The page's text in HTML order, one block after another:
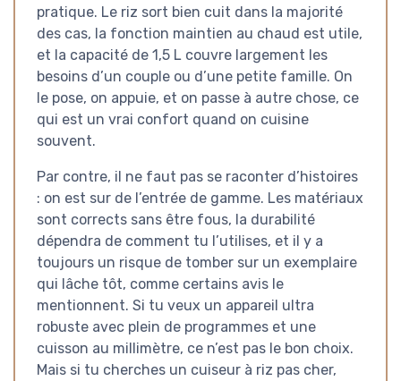
pratique. Le riz sort bien cuit dans la majorité
des cas, la fonction maintien au chaud est utile,
et la capacité de 1,5 L couvre largement les
besoins d’un couple ou d’une petite famille. On
le pose, on appuie, et on passe à autre chose, ce
qui est un vrai confort quand on cuisine
souvent.
Par contre, il ne faut pas se raconter d’histoires
: on est sur de l’entrée de gamme. Les matériaux
sont corrects sans être fous, la durabilité
dépendra de comment tu l’utilises, et il y a
toujours un risque de tomber sur un exemplaire
qui lâche tôt, comme certains avis le
mentionnent. Si tu veux un appareil ultra
robuste avec plein de programmes et une
cuisson au millimètre, ce n’est pas le bon choix.
Mais si tu cherches un cuiseur à riz pas cher,